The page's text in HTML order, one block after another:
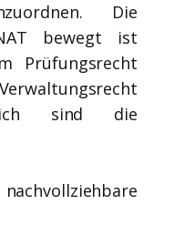
Die
bewegt ist
Prüfungsrecht
sind die